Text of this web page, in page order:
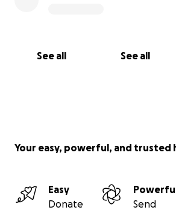
See all See all
Your easy, powerful, and trusted
Easy
Donate
Send